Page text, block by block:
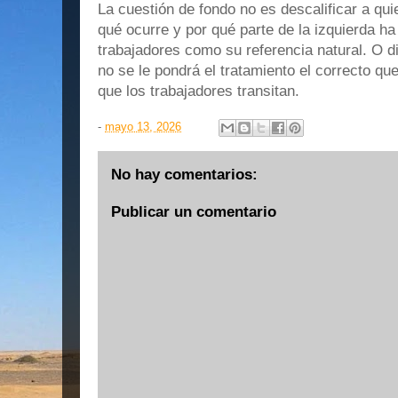
La cuestión de fondo no es descalificar a
qué ocurre y por qué parte de la izquierda
trabajadores como su referencia natural. O
no se le pondrá el tratamiento el correcto
que los trabajadores transitan.
- mayo 13, 2026
No hay comentarios:
Publicar un comentario